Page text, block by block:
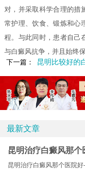
对，并采取科学合理的措
常护理、饮食、锻炼和心
程。与此同时，患者自己
与白癜风抗争，并且始终
下一篇：
昆明比较好的白
最新文章
昆明治疗白癜风那
昆明治疗白癜风那个医院